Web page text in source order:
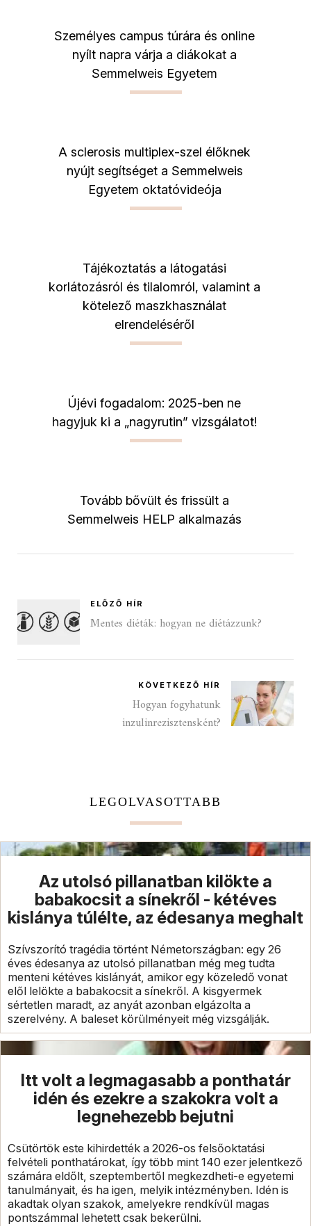
Személyes campus túrára és online
nyílt napra várja a diákokat a
Semmelweis Egyetem
A sclerosis multiplex-szel élőknek
nyújt segítséget a Semmelweis
Egyetem oktatóvideója
Tájékoztatás a látogatási
korlátozásról és tilalomról, valamint a
kötelező maszkhasználat
elrendeléséről
Újévi fogadalom: 2025-ben ne
hagyjuk ki a „nagyrutin” vizsgálatot!
Tovább bővült és frissült a
Semmelweis HELP alkalmazás
ELŐZŐ HÍR
Mentes diéták: hogyan ne diétázzunk?
KÖVETKEZŐ HÍR
Hogyan fogyhatunk
inzulinrezisztensként?
LEGOLVASOTTABB
Az utolsó pillanatban kilökte a
babakocsit a sínekről - kétéves
kislánya túlélte, az édesanya meghalt
Szívszorító tragédia történt Németországban: egy 26
éves édesanya az utolsó pillanatban még meg tudta
menteni kétéves kislányát, amikor egy közeledő vonat
elől lelökte a babakocsit a sínekről. A kisgyermek
sértetlen maradt, az anyát azonban elgázolta a
szerelvény. A baleset körülményeit még vizsgálják.
Itt volt a legmagasabb a ponthatár
idén és ezekre a szakokra volt a
legnehezebb bejutni
Csütörtök este kihirdették a 2026-os felsőoktatási
felvételi ponthatárokat, így több mint 140 ezer jelentkező
számára eldőlt, szeptembertől megkezdheti-e egyetemi
tanulmányait, és ha igen, melyik intézményben. Idén is
akadtak olyan szakok, amelyekre rendkívül magas
pontszámmal lehetett csak bekerülni.